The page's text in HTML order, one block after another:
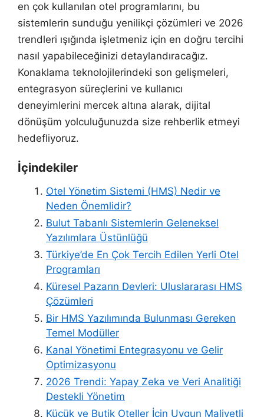
en çok kullanılan otel programlarını, bu
sistemlerin sunduğu yenilikçi çözümleri ve 2026
trendleri ışığında işletmeniz için en doğru tercihi
nasıl yapabileceğinizi detaylandıracağız.
Konaklama teknolojilerindeki son gelişmeleri,
entegrasyon süreçlerini ve kullanıcı
deneyimlerini mercek altına alarak, dijital
dönüşüm yolculuğunuzda size rehberlik etmeyi
hedefliyoruz.
İçindekiler
Otel Yönetim Sistemi (HMS) Nedir ve
Neden Önemlidir?
Bulut Tabanlı Sistemlerin Geleneksel
Yazılımlara Üstünlüğü
Türkiye’de En Çok Tercih Edilen Yerli Otel
Programları
Küresel Pazarın Devleri: Uluslararası HMS
Çözümleri
Bir HMS Yazılımında Bulunması Gereken
Temel Modüller
Kanal Yönetimi Entegrasyonu ve Gelir
Optimizasyonu
2026 Trendi: Yapay Zeka ve Veri Analitiği
Destekli Yönetim
Küçük ve Butik Oteller İçin Uygun Maliyetli